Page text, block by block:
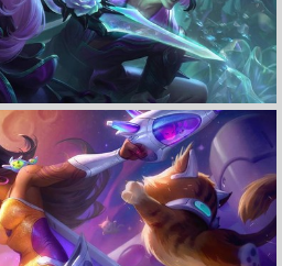
雄联盟LOL》 4K超清游戏壁纸
立 即 下 载
收 藏